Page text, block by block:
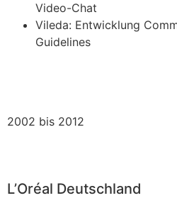
Video-Chat
Vile­da: Ent­wick­lung
Gui­de­lines
2002 bis 2012
L’Oréal Deutschland